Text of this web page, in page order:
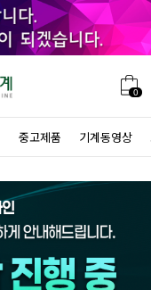
0
중고제품 기계동영상